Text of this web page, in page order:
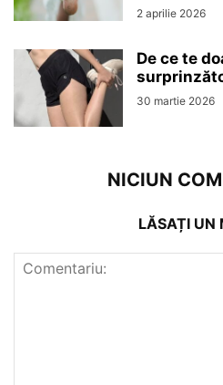
2 aprilie 2026
De ce te
30 martie 2026
NICIUN
LĂSAȚI UN